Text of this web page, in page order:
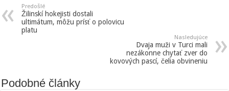
Predošlé
Žilinskí hokejisti dostali
ultimátum, môžu prísť o polovicu
platu
Nasledujúce
Dvaja muži v Turci mali
nezákonne chytať zver do
kovových pascí, čelia obvineniu
Podobné články